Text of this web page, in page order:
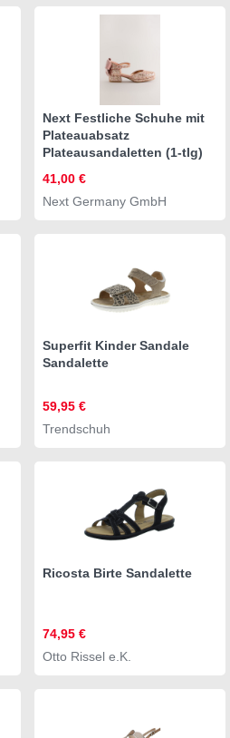
Next Festliche Schuhe mit
Plateauabsatz
Plateausandaletten (1-tlg)
41,00 €
Next Germany GmbH
Superfit Kinder Sandale
Sandalette
59,95 €
Trendschuh
Ricosta Birte Sandalette
74,95 €
Otto Rissel e.K.